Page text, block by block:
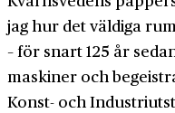
jag hur det väldiga
– för snart 125 år
maskiner och
Konst- och